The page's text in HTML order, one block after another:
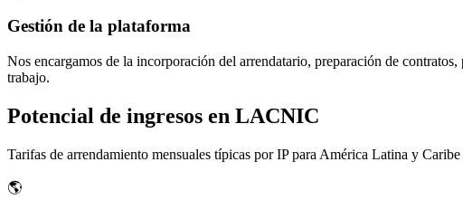
Gestión de la plataforma
Nos encargamos de la incorporación del arrendatario, preparación de
trabajo.
Potencial de ingresos en LACNIC
Tarifas de arrendamiento mensuales típicas por IP para América Latina y Caribe
🌎